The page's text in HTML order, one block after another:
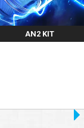
AN2 KIT